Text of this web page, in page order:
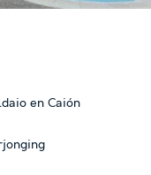
en Caión